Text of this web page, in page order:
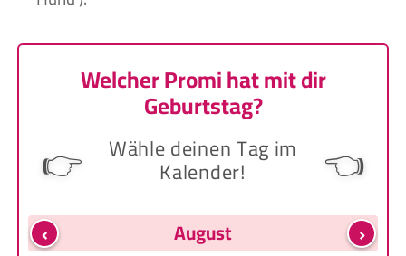
Welcher Promi hat mit dir
Geburtstag?
👉 Wähle deinen Tag im
Kalender! 👈
‹ ›
August